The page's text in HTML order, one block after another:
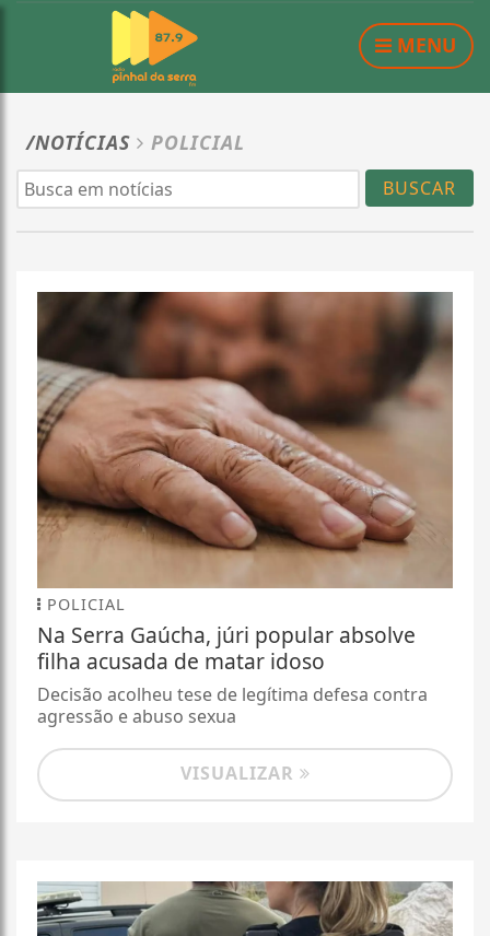
MENU
/NOTÍCIAS POLICIAL
BUSCAR
POLICIAL
Na Serra Gaúcha, júri popular absolve
filha acusada de matar idoso
Decisão acolheu tese de legítima defesa contra
agressão e abuso sexua
VISUALIZAR